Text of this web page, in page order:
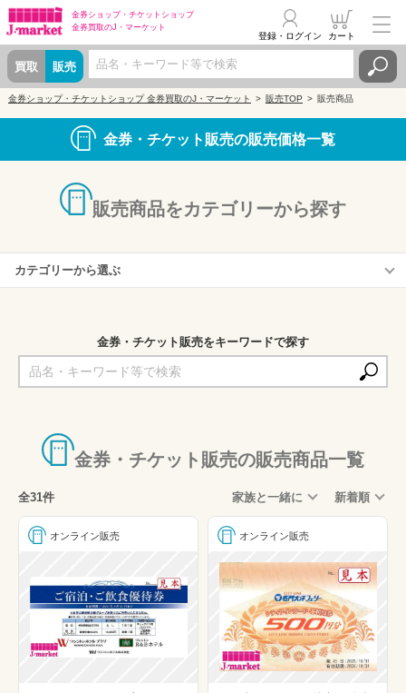
金券ショップ・ チケットショップ
金券買取のJ・マーケット
買取 販売
登録・ログイン カート
金券ショップ・チケットショップ 金券買取のJ・マーケット 販売TOP 販売商品
金券・チケット販売の販売価格一覧
販売商品をカテゴリーから探す
カテゴリーから選ぶ
収入印紙・切手・はがき
プリペイドカード
新幹線・特急回数券
レジャー券
エンタメチケット
古銭・銀貨・プレミアコイン
バス・船舶
贈答用
金券・チケット販売をキーワードで探す
金券・チケット販売の販売商品一覧
全31件 家族と一緒に 新着順
オンライン販売 オンライン販売